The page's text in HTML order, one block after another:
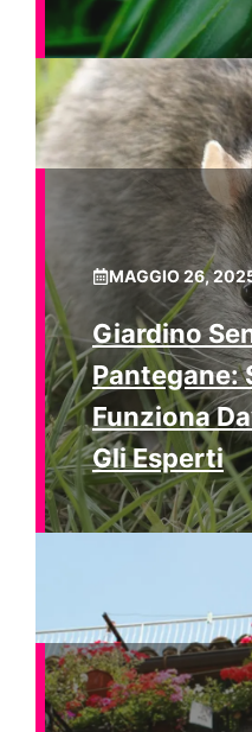
MAGGIO 26,
Giardino
Pantegane:
Funziona
Gli Esperti